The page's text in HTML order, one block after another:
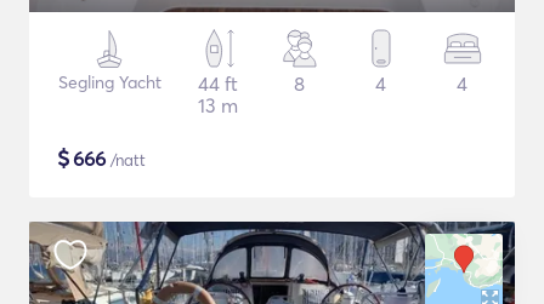
Segling Yacht
44 ft
13 m
8 4 4
$666 /natt